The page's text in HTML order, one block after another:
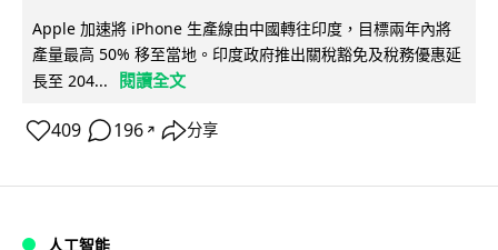
Apple 加速將 iPhone 生產線由中國轉往印度，目標兩年內將
產量最高 50% 移至當地。印度政府推出關稅豁免及稅務優惠延
長至 204...
閱讀全文
409 196 ↗ 分享
人工智能